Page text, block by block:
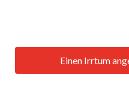
Einen Irrtum